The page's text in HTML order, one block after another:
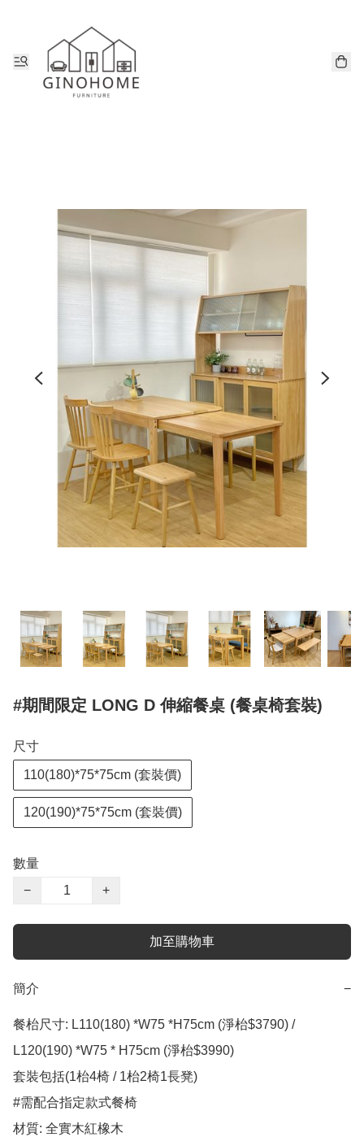
#期間限定 LONG D 伸縮餐桌 (餐桌椅套裝)
尺寸
110(180)*75*75cm (套裝價)
120(190)*75*75cm (套裝價)
數量
−
+
加至購物車
簡介 −
餐枱尺寸: L110(180) *W75 *H75cm (淨枱$3790) /
L120(190) *W75 * H75cm (淨枱$3990)
套裝包括(1枱4椅 / 1枱2椅1長凳)
#需配合指定款式餐椅
材質: 全實木紅橡木